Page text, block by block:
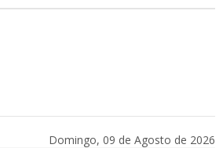
Domingo, 09 de Agosto de 2026